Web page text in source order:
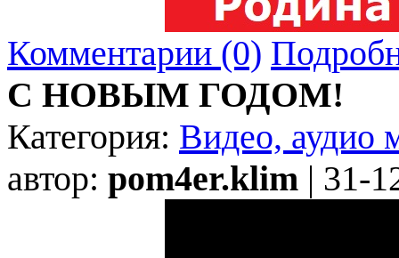
Комментарии (0)
С НОВЫМ ГОДОМ!
Категория: Видео, аудио
автор: pom4er.klim | 31-